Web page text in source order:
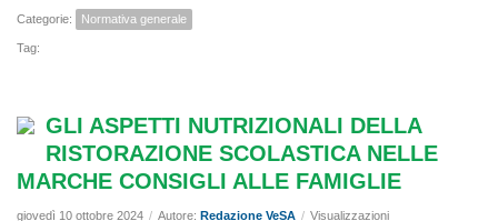
Categorie: Normativa generale
Tag:
GLI ASPETTI NUTRIZIONALI DELLA
RISTORAZIONE SCOLASTICA NELLE
MARCHE CONSIGLI ALLE FAMIGLIE
giovedì 10 ottobre 2024 / Autore: Redazione VeSA / Visualizzazioni